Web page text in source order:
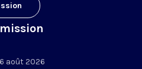
août 2026